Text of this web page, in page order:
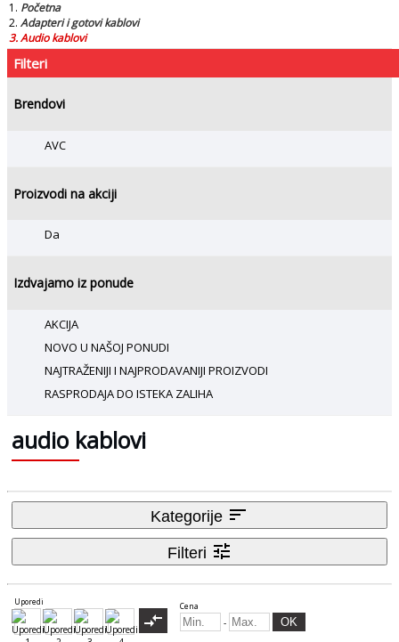
Početna
Adapteri i gotovi kablovi
Audio kablovi
Filteri
Brendovi
AVC
Proizvodi na akciji
Da
Izdvajamo iz ponude
AKCIJA
NOVO U NAŠOJ PONUDI
NAJTRAŽENIJI I NAJPRODAVANIJI PROIZVODI
RASPRODAJA DO ISTEKA ZALIHA
audio kablovi
Kategorije sort
Filteri tune
Uporedi
compare_arrows
Cena
- OK